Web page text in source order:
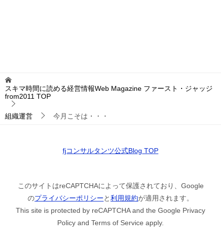
スキマ時間に読める経営情報Web Magazine ファースト・ジャッジ
from2011 TOP
組織運営 今月こそは・・・
fjコンサルタンツ公式Blog TOP
このサイトはreCAPTCHAによって保護されており、Google
のプライバシーポリシーと利用規約が適用されます。
This site is protected by reCAPTCHA and the Google Privacy
Policy and Terms of Service apply.